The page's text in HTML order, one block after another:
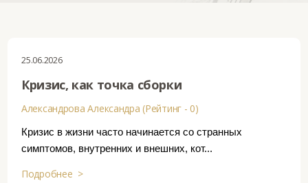
25.06.2026
Кризис, как точка сборки
Александрова Александра (Рейтинг - 0)
Кризис в жизни часто начинается со странных
симптомов, внутренних и внешних, кот...
Подробнее >